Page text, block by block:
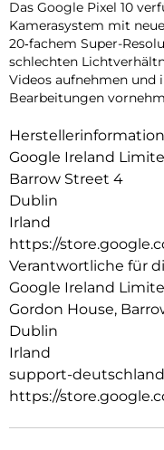
Das Google Pixel 10
Kamerasystem mit
20‑fachem Super-
schlechten
Videos aufnehmen und
Bearbeitungen
Herstellerinformation
Google Ireland
Barrow Street 4
Dublin
Irland
https://
Verantwortliche für
Google Ireland
Gordon House,
Dublin
Irland
support-
https://